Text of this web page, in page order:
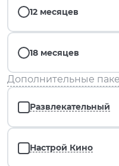
12 месяцев
18 месяцев
Дополнительные
Развлекательный
Настрой Кино